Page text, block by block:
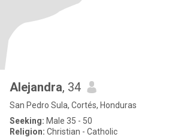
Alejandra, 34
San Pedro Sula, Cortés, Honduras
Seeking: Male 35 - 50
Religion: Christian - Catholic